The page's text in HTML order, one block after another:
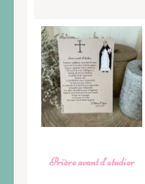
Prière avant d’etudier